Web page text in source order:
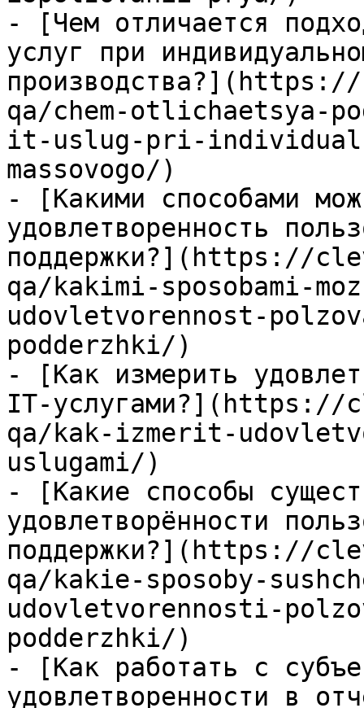
- [Чем отличается
услуг при
qa/chem-otlichaetsya-
it-uslug-pri-
massovogo/)
- [Какими способами
удовлетворенность
поддержки?](https://
qa/kakimi-sposobami-
udovletvorennost-
podderzhki/)
- [Как измерить
IT-
qa/kak-izmerit-
uslugami/)
- [Какие способы
удовлетворённости
поддержки?](https://
qa/kakie-sposoby-
udovletvorennosti-
podderzhki/)
- [Как работать с
удовлетворенности в